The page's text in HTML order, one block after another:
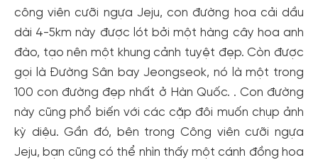
công viên cưỡi ngựa Jeju, con đường hoa cải dầu
dài 4-5km này được lót bởi một hàng cây hoa anh
đào, tạo nên một khung cảnh tuyệt đẹp. Còn được
gọi là Đường Sân bay Jeongseok, nó là một trong
100 con đường đẹp nhất ở Hàn Quốc. . Con đường
này cũng phổ biến với các cặp đôi muốn chụp ảnh
kỳ diệu. Gần đó, bên trong Công viên cưỡi ngựa
Jeju, bạn cũng có thể nhìn thấy một cánh đồng hoa